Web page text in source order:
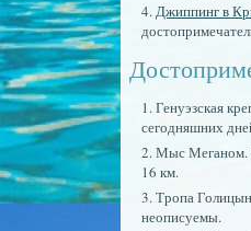
Джиппинг в
Генуэзская
сегодняшних
Мыс Меганом.
16 км.
Тропа
неописуемы.